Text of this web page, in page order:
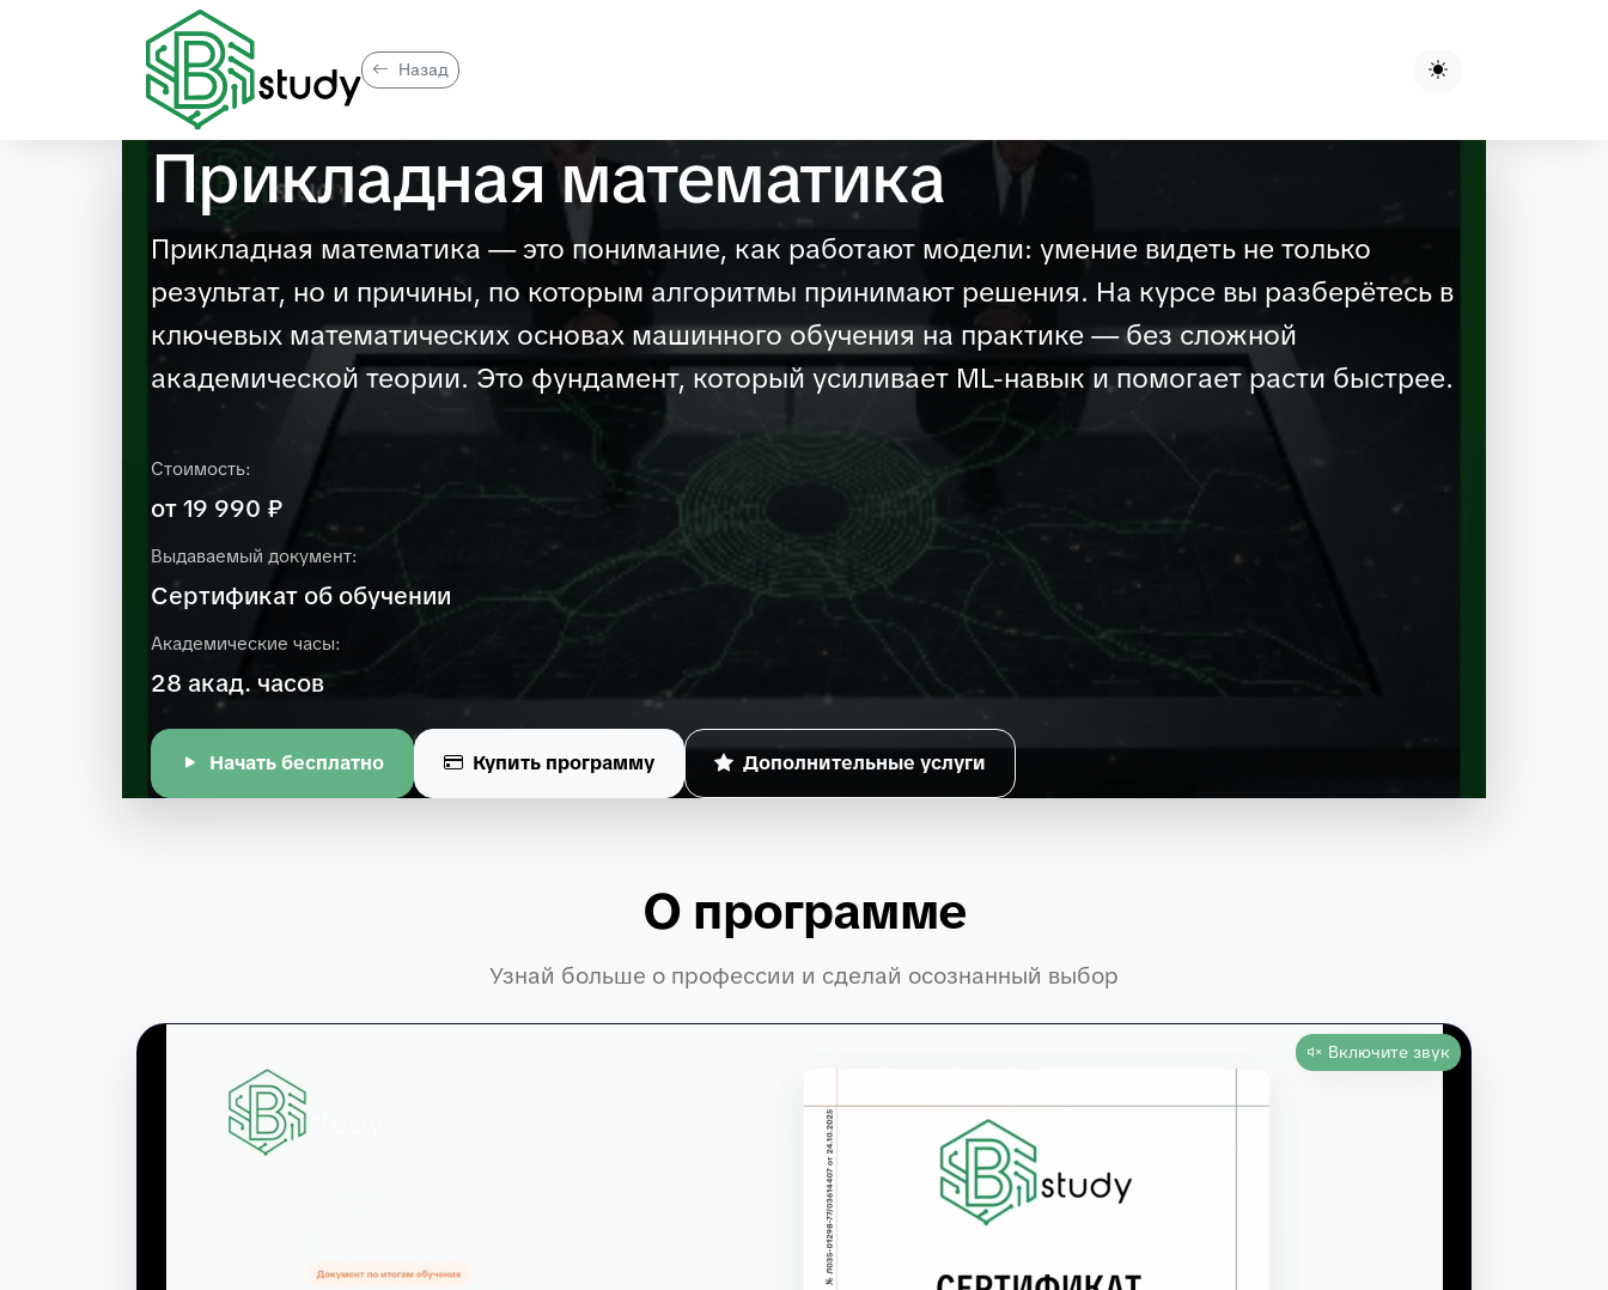
Назад
Прикладная математика
Прикладная математика — это понимание, как работают модели: умение видеть не только
результат, но и причины, по которым алгоритмы принимают решения. На курсе вы разберётесь в
ключевых математических основах машинного обучения на практике — без сложной
академической теории. Это фундамент, который усиливает ML-навык и помогает расти быстрее.
Стоимость:
от 19 990 ₽
Выдаваемый документ:
Сертификат об обучении
Академические часы:
28 акад. часов
Начать бесплатно Купить программу Дополнительные услуги
О программе
Узнай больше о профессии и сделай осознанный выбор
Включите звук